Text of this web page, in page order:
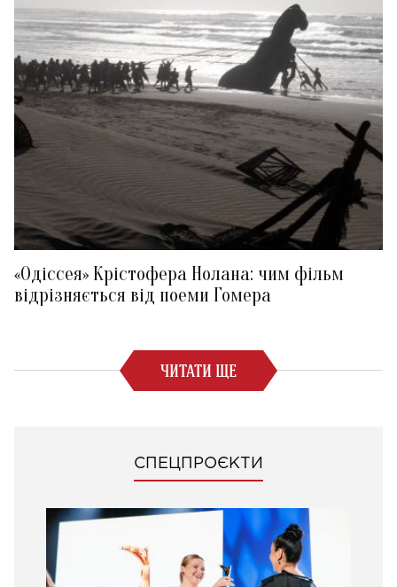
«Одіссея» Крістофера Нолана: чим фільм
відрізняється від поеми Гомера
ЧИТАТИ ЩЕ
СПЕЦПРОЄКТИ